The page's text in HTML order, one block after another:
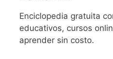
Enciclopedia gratuita
educativos, cursos
aprender sin costo.